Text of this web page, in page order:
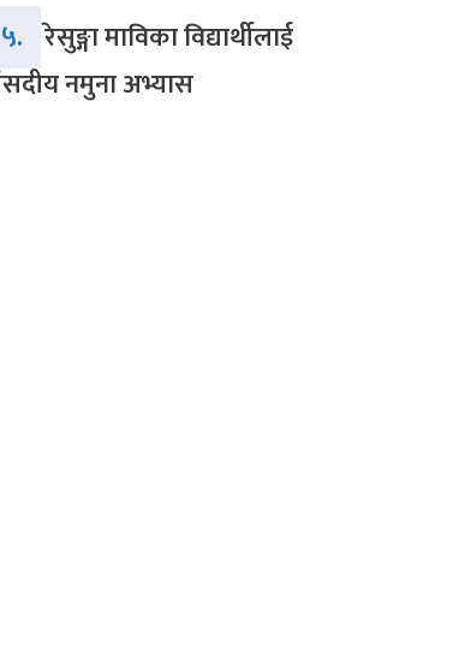
५. रेसुङ्गा माविका विद्यार्थीलाई
नमुना अभ्यास